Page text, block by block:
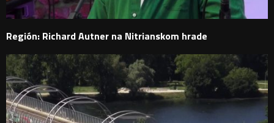
Región: Richard Autner na Nitrianskom hrade